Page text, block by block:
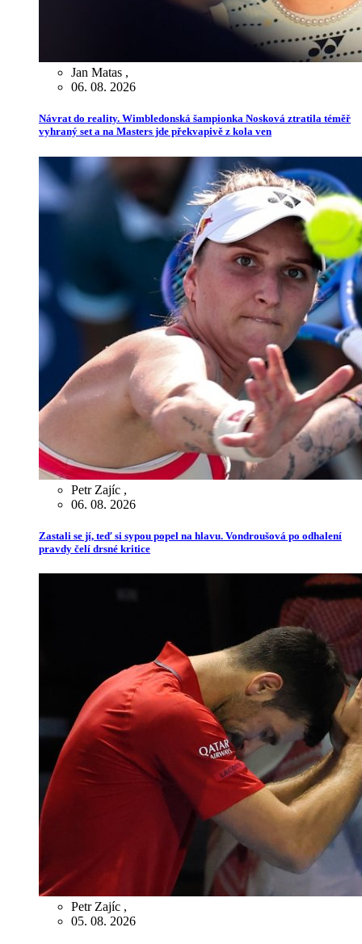
Jan Matas ,
06. 08. 2026
Návrat do reality. Wimbledonská šampionka Nosková ztratila téměř
vyhraný set a na Masters jde překvapivě z kola ven
Petr Zajíc ,
06. 08. 2026
Zastali se jí, teď si sypou popel na hlavu. Vondroušová po odhalení
pravdy čelí drsné kritice
Petr Zajíc ,
05. 08. 2026